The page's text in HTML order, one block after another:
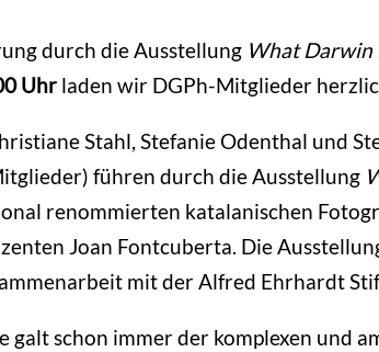
durch die Ausstellung What Darwin
Uhr laden wir DGPh-Mitglieder
Stahl, Stefanie Odenthal und
führen durch die Ausstellung
renommierten katalanischen
Joan Fontcuberta. Die
mit der Alfred Ehrhardt
galt schon immer der komplexen und